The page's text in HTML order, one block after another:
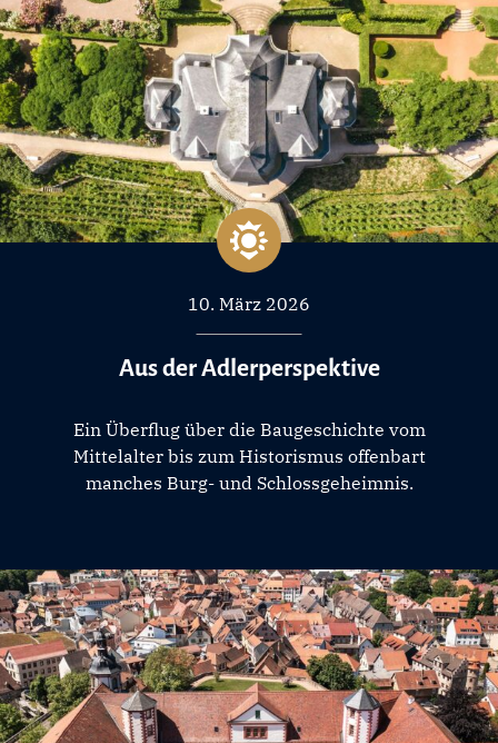
10. März 2026
Aus der Adlerperspektive
Ein Überflug über die Baugeschichte vom
Mittelalter bis zum Historismus offenbart
manches Burg- und Schlossgeheimnis.